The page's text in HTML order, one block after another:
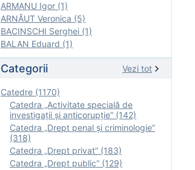
ARMANU Igor (1)
ARNĂUT Veronica (5)
BACINSCHI Serghei (1)
BALAN Eduard (1)
Categorii Vezi tot
Catedre (1170)
Catedra „Activitate specială de
investigaţii şi anticorupție” (142)
Catedra „Drept penal și criminologie”
(318)
Catedra „Drept privat” (183)
Catedra „Drept public” (129)